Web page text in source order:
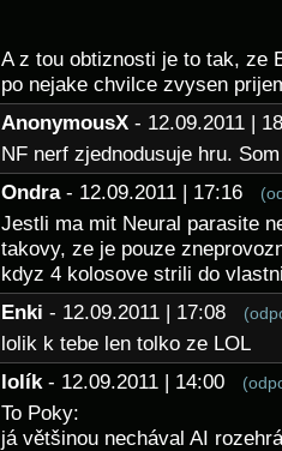
A z tou obtiznosti je to tak, ze
po nejake chvilce zvysen
AnonymousX - 12.09.2011 |
NF nerf zjednodusuje hru.
Ondra - 12.09.2011 | 17:16
Jestli ma mit Neural parasite
takovy, ze je pouze
kdyz 4 kolosove strili do
Enki - 12.09.2011 | 17:08
lolik k tebe len tolko ze LOL
lolík - 12.09.2011 | 14:00
To Poky:
já většinou nechával AI